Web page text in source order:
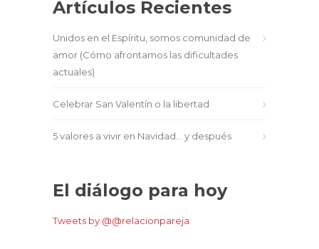
Artículos Recientes
Unidos en el Espíritu, somos comunidad de
amor (Cómo afrontamos las dificultades
actuales)
Celebrar San Valentín o la libertad
5 valores a vivir en Navidad… y después
El diálogo para hoy
Tweets by @@relacionpareja